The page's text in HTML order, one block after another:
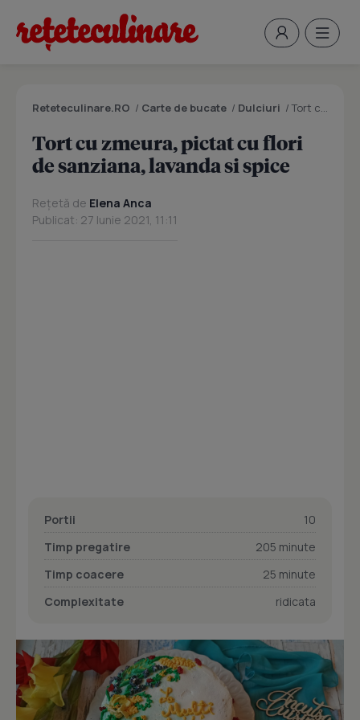
Reteteculinare.RO / Carte de bucate / Dulciuri /Tort cu zmeura, pictat cu flori de sanziana, lavanda si spice
Tort cu zmeura, pictat cu flori
de sanziana, lavanda si spice
Rețetă de Elena Anca
Publicat: 27 Iunie 2021, 11:11
Portii
10
Timp pregatire
205 minute
Timp coacere
25 minute
Complexitate
ridicata